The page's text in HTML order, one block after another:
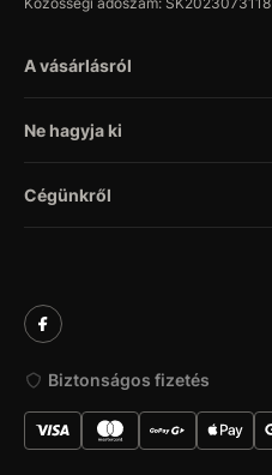
A vásárlásról
Ne hagyja ki
Cégünkről
Biztonságos fizetés